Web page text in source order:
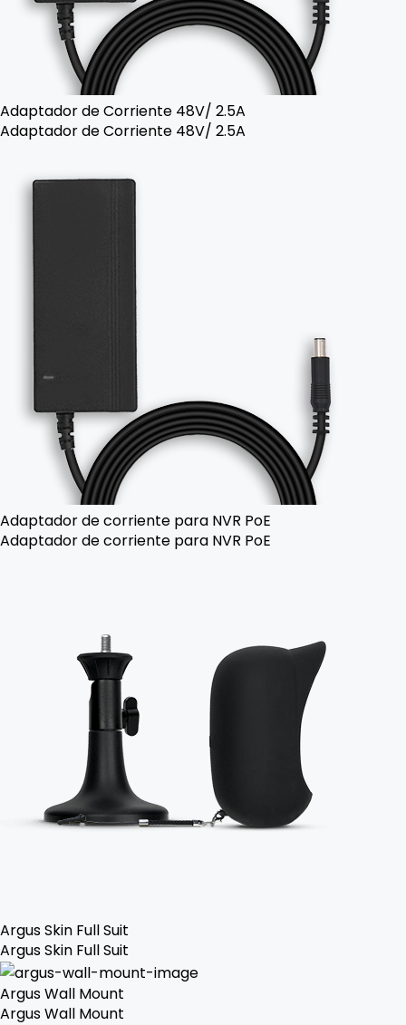
Adaptador de Corriente 48V/ 2.5A
Adaptador de Corriente 48V/ 2.5A
Adaptador de corriente para NVR PoE
Adaptador de corriente para NVR PoE
Argus Skin Full Suit
Argus Skin Full Suit
Argus Wall Mount
Argus Wall Mount